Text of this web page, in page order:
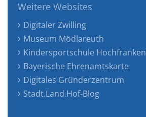
Weitere Websites
Digitaler Zwilling
Museum Mödlareuth
Kindersportschule Hochfranken
Bayerische Ehrenamtskarte
Digitales Gründerzentrum
Stadt.Land.Hof-Blog